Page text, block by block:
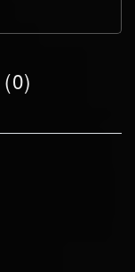
(0)